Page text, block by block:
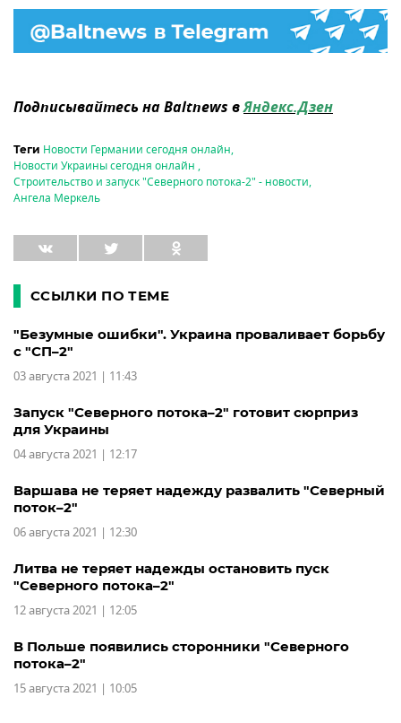
Подписывайтесь на Baltnews вЯндекс.Дзен
Теги Новости Германии сегодня онлайн,
Новости Украины сегодня онлайн ,
Строительство и запуск "Северного потока-2" - новости,
Ангела Меркель
ССЫЛКИ ПО ТЕМЕ
"Безумные ошибки". Украина проваливает борьбу
с "СП–2"
03 августа 2021 | 11:43
Запуск "Северного потока–2" готовит сюрприз
для Украины
04 августа 2021 | 12:17
Варшава не теряет надежду развалить "Северный
поток–2"
06 августа 2021 | 12:30
Литва не теряет надежды остановить пуск
"Северного потока–2"
12 августа 2021 | 12:05
В Польше появились сторонники "Северного
потока–2"
15 августа 2021 | 10:05